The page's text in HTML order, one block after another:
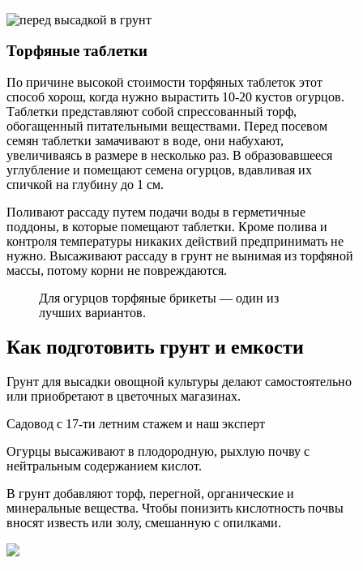
Торфяные таблетки
По причине высокой стоимости торфяных таблеток этот
способ хорош, когда нужно вырастить 10-20 кустов огурцов.
Таблетки представляют собой спрессованный торф,
обогащенный питательными веществами. Перед посевом
семян таблетки замачивают в воде, они набухают,
увеличиваясь в размере в несколько раз. В образовавшееся
углубление и помещают семена огурцов, вдавливая их
спичкой на глубину до 1 см.
Поливают рассаду путем подачи воды в герметичные
поддоны, в которые помещают таблетки. Кроме полива и
контроля температуры никаких действий предпринимать не
нужно. Высаживают рассаду в грунт не вынимая из торфяной
массы, потому корни не повреждаются.
Для огурцов торфяные брикеты — один из
лучших вариантов.
Как подготовить грунт и емкости
Грунт для высадки овощной культуры делают самостоятельно
или приобретают в цветочных магазинах.
Садовод с 17-ти летним стажем и наш эксперт
Огурцы высаживают в плодородную, рыхлую почву с
нейтральным содержанием кислот.
В грунт добавляют торф, перегной, органические и
минеральные вещества. Чтобы понизить кислотность почвы
вносят известь или золу, смешанную с опилками.